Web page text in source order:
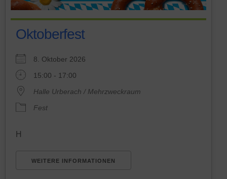
Oktoberfest
8. Oktober 2026
15:00 - 17:00
Halle Urberach / Mehrzweckraum
Fest
H
WEITERE INFORMATIONEN